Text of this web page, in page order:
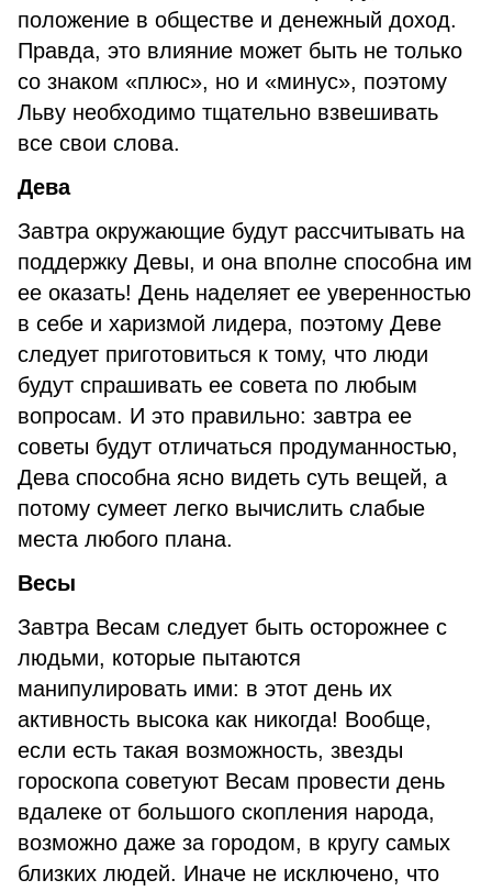
положение в обществе и денежный доход.
Правда, это влияние может быть не только
со знаком «плюс», но и «минус», поэтому
Льву необходимо тщательно взвешивать
все свои слова.
Дева
Завтра окружающие будут рассчитывать на
поддержку Девы, и она вполне способна им
ее оказать! День наделяет ее уверенностью
в себе и харизмой лидера, поэтому Деве
следует приготовиться к тому, что люди
будут спрашивать ее совета по любым
вопросам. И это правильно: завтра ее
советы будут отличаться продуманностью,
Дева способна ясно видеть суть вещей, а
потому сумеет легко вычислить слабые
места любого плана.
Весы
Завтра Весам следует быть осторожнее с
людьми, которые пытаются
манипулировать ими: в этот день их
активность высока как никогда! Вообще,
если есть такая возможность, звезды
гороскопа советуют Весам провести день
вдалеке от большого скопления народа,
возможно даже за городом, в кругу самых
близких людей. Иначе не исключено, что